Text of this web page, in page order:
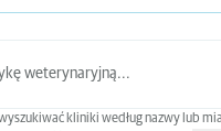
kliniki według nazwy lub